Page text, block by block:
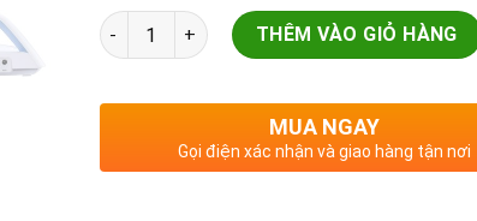
Asus AC1750 Lyra Trio (3pack) - MESH Wifi
THÊM VÀO GIỎ HÀNG
MUA NGAY
Gọi điện xác nhận và giao hàng tận nơi